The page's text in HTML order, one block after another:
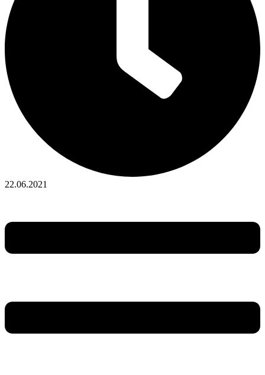
22.06.2021